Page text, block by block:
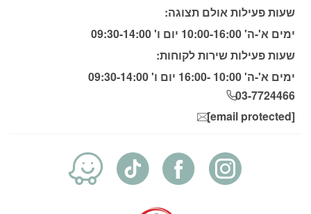
שעות פעילות אולם תצוגה:
ימים א'-ה' 10:00-16:00 יום ו' 09:30-14:00
שעות פעילות שירות לקוחות:
ימים א'-ה' 10:00 -16:00 יום ו' 09:30-14:00
03-7724466
[email protected]